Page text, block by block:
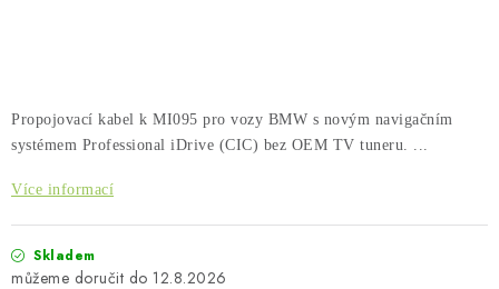
BOXY NA TAŽNÁ ZAŘÍZENÍ
OSTATNÍ NOSIČE
STŘEŠNÍ KOŠE
Propojovací kabel k MI095 pro vozy BMW s novým navigačním
systémem Professional iDrive (CIC) bez OEM TV tuneru. ...
Více informací
Skladem
12.8.2026